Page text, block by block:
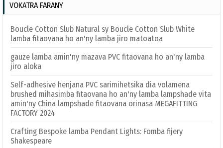
VOKATRA FARANY
Boucle Cotton Slub Natural sy Boucle Cotton Slub White
lamba fitaovana ho an'ny lamba jiro matoatoa
gauze lamba amin'ny mazava PVC fitaovana ho an'ny lamba
jiro aloka
Self-adhesive henjana PVC sarimihetsika dia volamena
brushed mihasimba fitaovana ho an'ny lamba lampshade vita
amin'ny China lampshade fitaovana orinasa MEGAFITTING
FACTORY 2024
Crafting Bespoke lamba Pendant Lights: Fomba fijery
Shakespeare